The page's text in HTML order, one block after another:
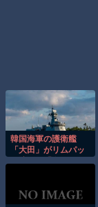
韓国海軍の護衛艦
「大田」がリムパッ
来16年ぶり栄